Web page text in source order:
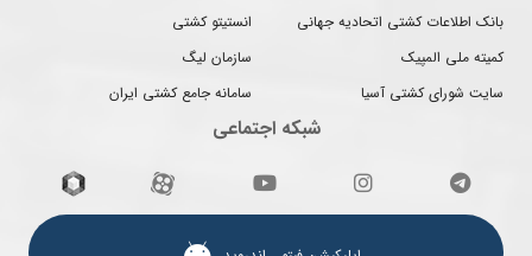
بانک اطلاعات کشتی اتحادیه جهانی
کمیته ملی المپیک
سایت شورای کشتی آسیا
انستیتو کشتی
سازمان لیگ
سامانه جامع کشتی ایران
شبکه اجتماعی